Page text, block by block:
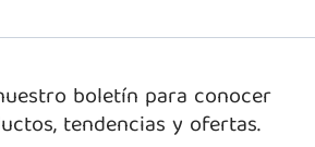
boletín para conocer
tendencias y ofertas.